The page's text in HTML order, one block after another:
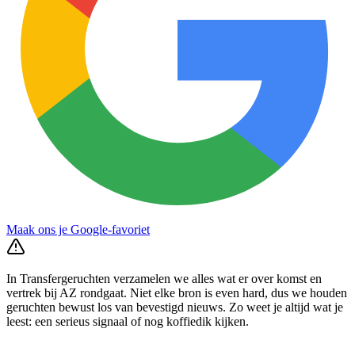
Maak ons je Google-favoriet
In Transfergeruchten verzamelen we alles wat er over komst en
vertrek bij AZ rondgaat. Niet elke bron is even hard, dus we houden
geruchten bewust los van bevestigd nieuws. Zo weet je altijd wat je
leest: een serieus signaal of nog koffiedik kijken.